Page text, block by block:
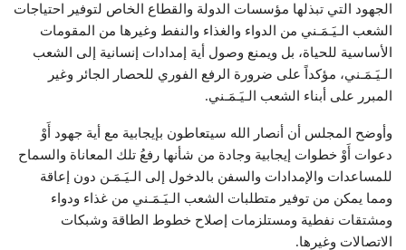
الجهود التي تبذلها مؤسسات الدولة والقطاع الخاص لتوفير احتياجات
الشعب الـيَـمَـني من الدواء والغذاء والنفط وغيرها من المقومات
الأساسية للحياة، بل ويمنع وصول أية إمدادات إنسانية إلى الشعب
الـيَـمَـني، مؤكداً على ضرورة الرفع الفوري للحصار الجائر وغير
المبرر على أبناء الشعب الـيَـمَـني.
وأوضح المجلس أن أنصار الله سيتعاطون بإيجابية مع أية جهود أَوْ
دعوات أَوْ خطوات إيجابية وجادة من شأنها رفعُ تلك المعاناة والسماح
للمساعدات والإمدادات والسفن بالدخول إلى الـيَـمَـن دون إعاقة
ومما يمكن من توفير متطلبات الشعب الـيَـمَـني من غذاء ودواء
ومشتقات نفطية ومستلزمات إصلاح خطوط الطاقة وشبكات
الاتصالات وغيرها.